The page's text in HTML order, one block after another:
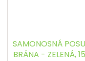
SAMONOSNÁ
BRÁNA - ZELENÁ,